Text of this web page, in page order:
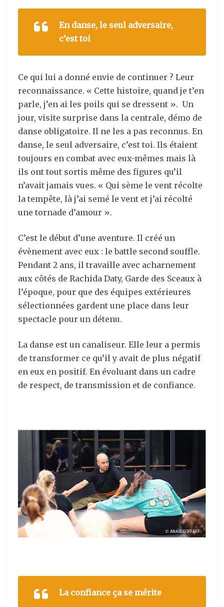
En danse, le seul adversaire,
c’est toi
Ce qui lui a donné envie de continuer ? Leur
reconnaissance. « Cette histoire, quand je t’en
parle, j’en ai les poils qui se dressent ». Un
jour, visite surprise dans la centrale, démo de
danse obligatoire. Il ne les a pas reconnus. En
danse, le seul adversaire, c’est toi. Ils étaient
toujours en combat avec eux-mêmes mais là
ils ont tout sortis même des figures qu’il
n’avait jamais vues. « Qui sème le vent récolte
la tempête, là j’ai semé le vent et j’ai récolté
une tornade d’amour ».
C’est le début d’une aventure. Il créé un
évènement avec eux : le battle second souffle.
Pendant 2 ans, il travaille avec acharnement
aux côtés de Rachida Daty, Garde des Sceaux à
l’époque, pour que des équipes extérieures
sélectionnées gardent une place dans leur
spectacle pour un détenu.
La danse est un canaliseur. Elle leur a permis
de transformer ce qu’il y avait de plus négatif
en eux en positif. En évoluant dans un cadre
de respect, de transmission et de confiance.
La confiance ça se mérite